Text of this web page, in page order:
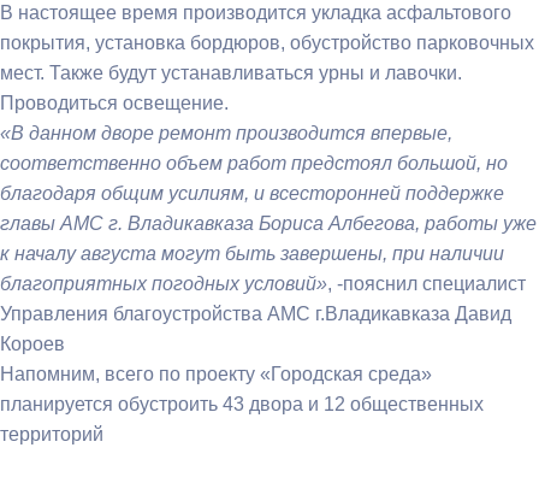
В настоящее время производится укладка асфальтового
покрытия, установка бордюров, обустройство парковочных
мест. Также будут устанавливаться урны и лавочки.
Проводиться освещение.
«В данном дворе ремонт производится впервые,
соответственно объем работ предстоял большой, но
благодаря общим усилиям, и всесторонней поддержке
главы АМС г. Владикавказа Бориса Албегова, работы уже
к началу августа могут быть завершены, при наличии
благоприятных погодных условий», -пояснил специалист
Управления благоустройства АМС г.Владикавказа Давид
Короев
Напомним, всего по проекту «Городская среда»
планируется обустроить 43 двора и 12 общественных
территорий